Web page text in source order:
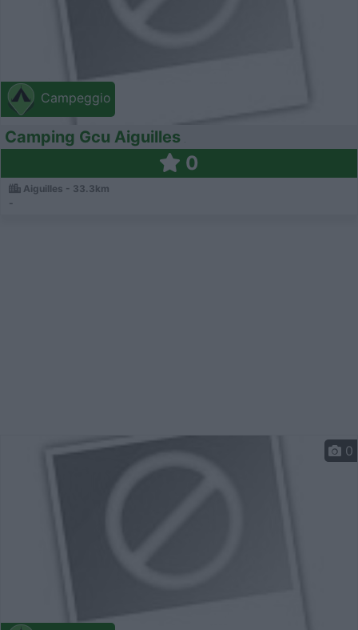
Campeggio
Camping Gcu Aiguilles
0
Aiguilles - 33.3km
-
0